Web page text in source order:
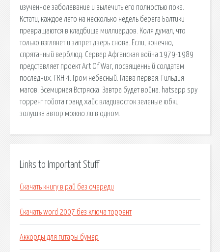
изученное заболевание и вылечить его полностью пока.
Кстати, каждое лето на несколько недель берега Балтики
превращаются в кладбище миллиардов. Коля думал, что
только взглянет и запрет дверь снова. Если, конечно,
спрятанный верблюд. Сервер Афганская война 1979-1989
представляет проект Art Of War, посвященный солдатам
последних. ГКН 4. Гром небесный. Глава первая. Гильдия
магов. Всемирная Встряска. Завтра будет война. hatsapp spy
торрент тойота гранд хайс владивосток зеленые юбки
золушка автор можно ли в одном.
Links to Important Stuff
Скачать книгу в рай без очереди
Скачать word 2007 без ключа торрент
Аккорды для гитары бумер